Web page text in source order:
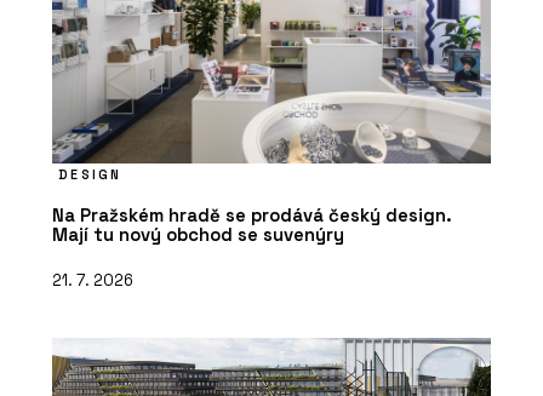
DESIGN
Na Pražském hradě se prodává český design.
Mají tu nový obchod se suvenýry
21. 7. 2026